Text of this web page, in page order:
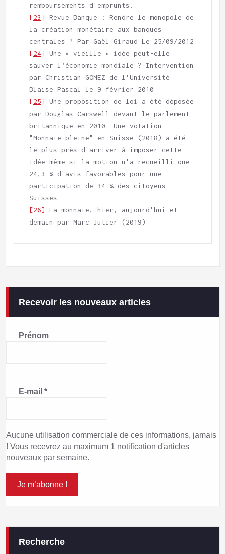
[23] Revue Banque : Rendre le monopole de
la création monétaire aux banques
[24] Une « vieille » idée peut-elle
sauver l’économie mondiale ? Intervention
par Christian GOMEZ de l'Université
[25] Une proposition de loi a été déposée
par Douglas Carswell devant le parlement
britannique en 2010. Une votation
"Monnaie pleine" en Suisse (2018) a été
le plus près d'arriver à imposer cette
idée même si la motion n'a recueilli que
24,3 % d'avis favorables pour une
participation de 34 % des citoyens
[26] La monnaie, hier, aujourd'hui et
demain par Marc Jutier (2019)
Recevoir les nouveaux articles
Prénom
E-mail *
Aucune utilisation commerciale de ces informations, jamais
! Vous recevrez au maximum 1 notification d'articles
nouveaux par semaine.
Recherche